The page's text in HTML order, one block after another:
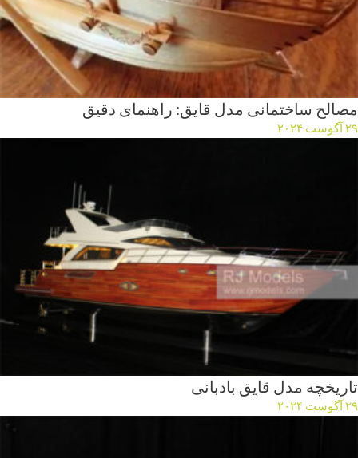
مصالح ساختمانی مدل قایق: راهنمای دقیق
۲۹ آگوست ۲۰۲۴
تاریخچه مدل قایق بادبانی
۲۹ آگوست ۲۰۲۴